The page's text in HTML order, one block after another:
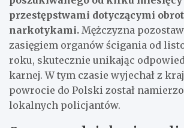
przestępstwami dotyczącymi
narkotykami. Mężczyzna
zasięgiem organów ścigania od
roku, skutecznie unikając
karnej. W tym czasie wyjechał z
powrocie do Polski został
lokalnych policjantów.